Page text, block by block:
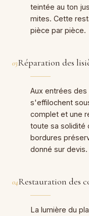
teintée au ton
mites. Cette
pièce par pièce.
03Réparation des
Aux entrées
s'effilochent
complet et une
toute sa solidité
bordures
donné sur devis.
04Restauration des
La lumière du